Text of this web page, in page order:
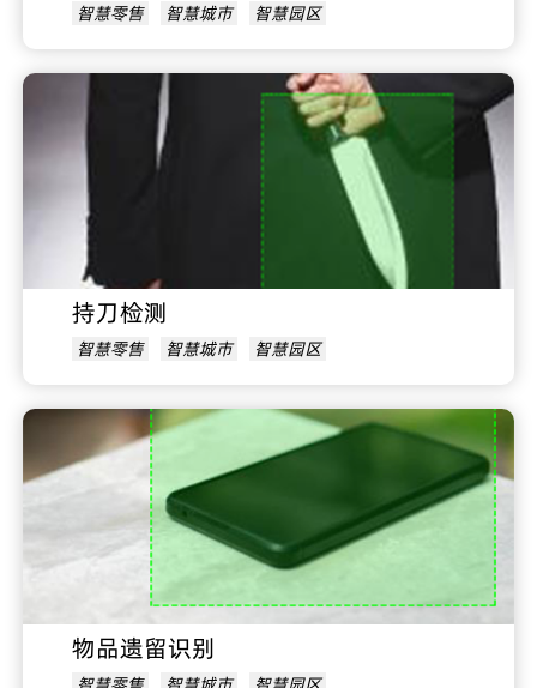
智慧零售 智慧城市 智慧园区
持刀检测
智慧零售 智慧城市 智慧园区
物品遗留识别